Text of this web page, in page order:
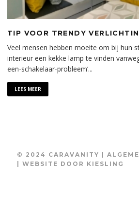
TIP VOOR TRENDY
Veel mensen hebben moeite om bij hun
interieur een kekke lamp te vinden
een-schakelaar-probleem’...
LEES MEER
© 2024 CARAVANITY |
| WEBSITE DOOR KIESLING